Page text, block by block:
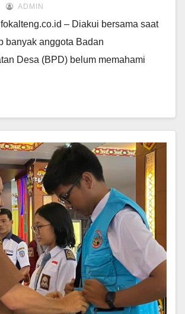
ADMIN
– Diakui bersama saat
banyak anggota Badan
Desa (BPD) belum memahami